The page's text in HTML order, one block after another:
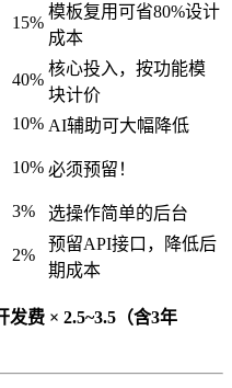
15%
模板复用可省80%设计
成本
40%
核心投入，按功能模
块计价
10% AI辅助可大幅降低
10% 必须预留！
3% 选操作简单的后台
2%
预留API接口，降低后
期成本
费 × 2.5~3.5（含3年